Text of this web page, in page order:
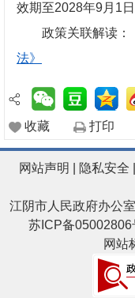
效期至2028年9月1日
政策关联解读：
法》
收藏 打印
网站声明 隐私安全
江阴市人民政府办公
苏ICP备05002806
网站